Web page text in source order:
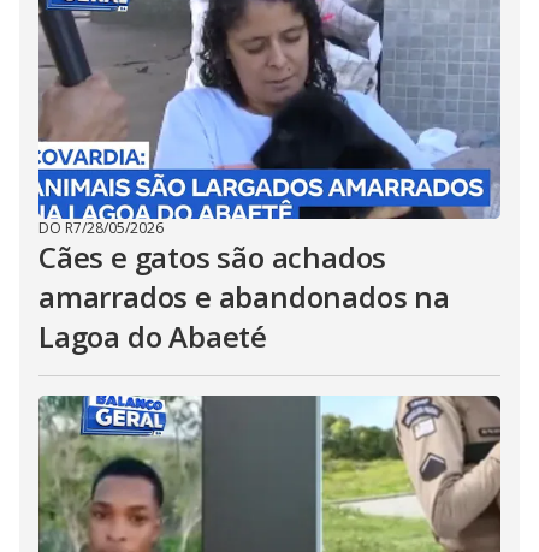
DO R7/28/05/2026
Cães e gatos são achados
amarrados e abandonados na
Lagoa do Abaeté